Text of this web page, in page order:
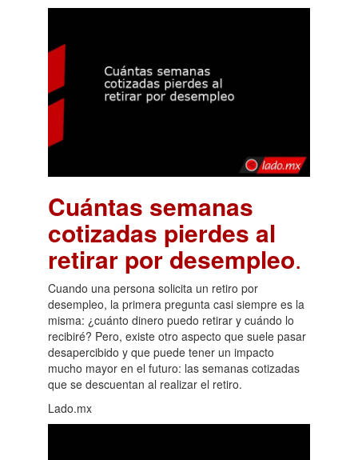
Cuántas semanas
cotizadas pierdes al
retirar por desempleo.
Cuando una persona solicita un retiro por
desempleo, la primera pregunta casi siempre es la
misma: ¿cuánto dinero puedo retirar y cuándo lo
recibiré? Pero, existe otro aspecto que suele pasar
desapercibido y que puede tener un impacto
mucho mayor en el futuro: las semanas cotizadas
que se descuentan al realizar el retiro.
Lado.mx